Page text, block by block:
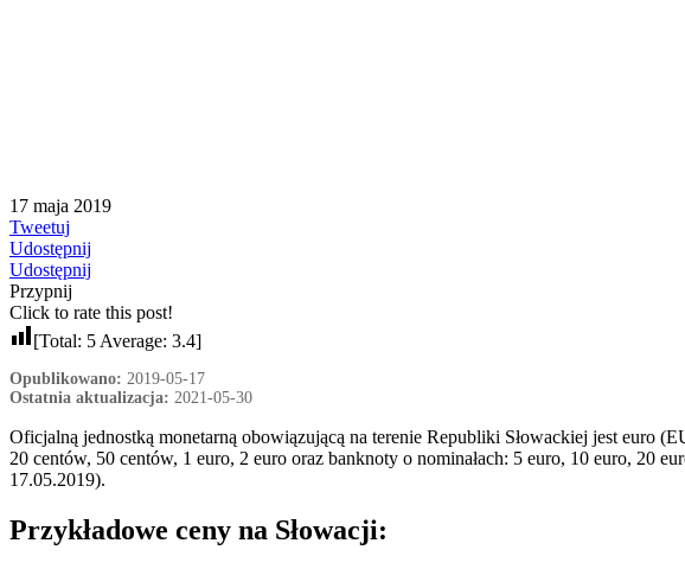
17 maja 2019
Tweetuj
Udostępnij
Udostępnij
Przypnij
Click to rate this post!
[Total: 5Average: 3.4]
Opublikowano: 2019-05-17
Ostatnia aktualizacja: 2021-05-30
Oficjalną jednostką monetarną obowiązującą na terenie Republiki Słowackiej jest euro
20 centów, 50 centów, 1 euro, 2 euro oraz banknoty o nominałach: 5 euro, 10 euro, 20
17.05.2019).
Przykładowe ceny na Słowacji: